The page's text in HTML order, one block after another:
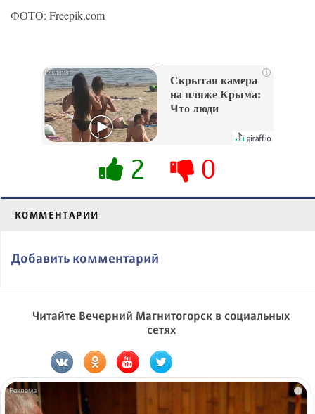
ФОТО: Freepik.com
i
Скрытая камера
на пляже Крыма:
Что люди
их не видят...
2 0
КОММЕНТАРИИ
Добавить комментарий
Читайте Вечерний Магнитогорск в социальных
сетях
i